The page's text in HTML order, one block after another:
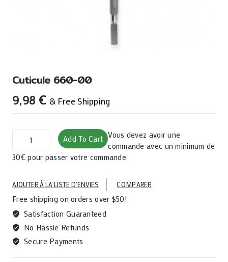
Cuticule 660-00
9,98 € & Free Shipping
cuticule
00
Add To Cart Vous devez avoir une
commande avec un minimum de
30€ pour passer votre commande.
AJOUTER À LA LISTE D’ENVIES COMPARER
Free shipping on orders over $50!
Satisfaction Guaranteed
No Hassle Refunds
Secure Payments